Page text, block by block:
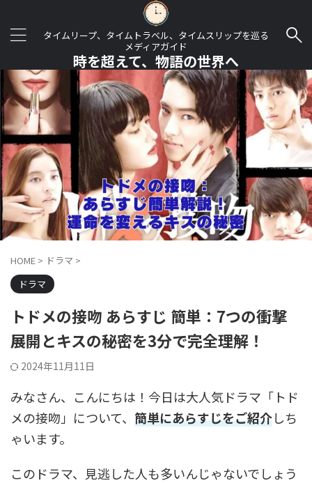
タイムリープ、タイムトラベル、タイムスリップを巡る
メディアガイド
時を超えて、物語の世界へ
HOME > ドラマ >
ドラマ
トドメの接吻 あらすじ 簡単：7つの衝撃
展開とキスの秘密を3分で完全理解！
2024年11月11日
みなさん、こんにちは！今日は大人気ドラマ「トド
メの接吻」について、 簡単にあらすじをご紹介しち
ゃいます。
このドラマ、見逃した人も多いんじゃないでしょう